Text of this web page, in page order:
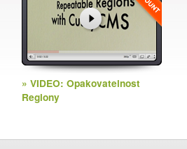
» VIDEO: Opakovatelnost
Regiony